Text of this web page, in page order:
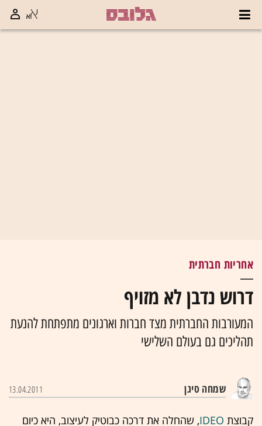
אחריות חברתית
דרוש נדבן לא מזויף
המעורבות החברתית מצד חברות וארגונים מתפתחת להנעת
תהליכים גם בעולם השלישי
שמחה סיגן 13.04.2011
קבוצת IDEO, שהחלה את דרכה כבוטיק לעיצוב, היא כיום